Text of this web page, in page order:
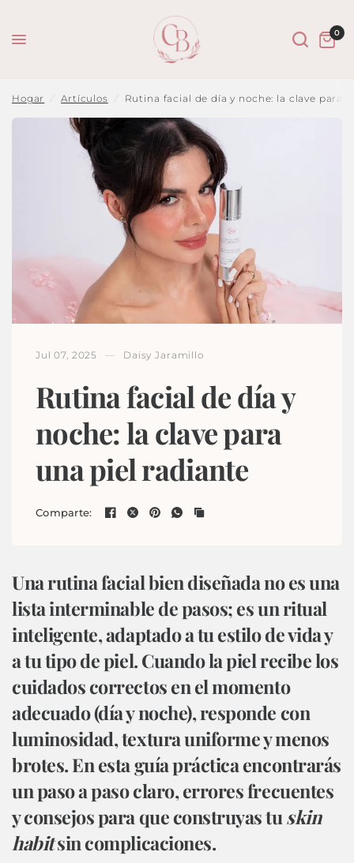
0
Hogar Artículos Rutina facial de día y noche: la clave para
Rutina facial de día y noche: la clave para una piel radiante Compar
te:
Jul 07, 2025 Daisy Jaramillo
Rutina facial de día y
noche: la clave para
una piel radiante
Comparte:
Una rutina facial bien diseñada no es una
lista interminable de pasos; es un ritual
inteligente, adaptado a tu estilo de vida y
a tu tipo de piel. Cuando la piel recibe los
cuidados correctos en elmomento
adecuado (día y noche), responde con
luminosidad, textura uniforme y menos
brotes. En esta guía práctica encontrarás
un paso a paso claro, errores frecuentes
y consejos para que construyas tuskin
habitsin complicaciones.